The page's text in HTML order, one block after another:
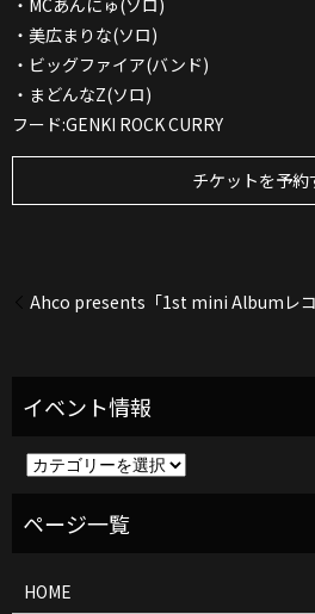
・MCあんにゅ(ソロ)
・美広まりな(ソロ)
・ビッグファイア(バンド)
・まどんなZ(ソロ)
フード:GENKI ROCK CURRY
チケットを予約
Ahco presents「1st mini Albumレコ
ト
HOME